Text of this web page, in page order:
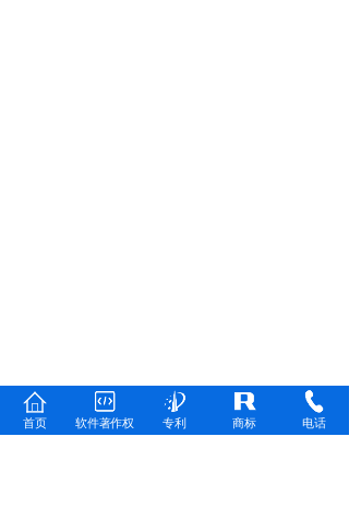
首页 软件著作权 专利 商标 电话